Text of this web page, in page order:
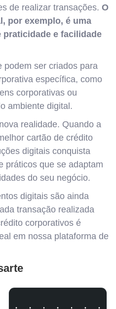
de realizar transações. O
por exemplo, é uma
praticidade e facilidade
podem ser criados para
específica, como
corporativas ou
ambiente digital.
realidade. Quando a
cartão de crédito
digitais conquista
práticos que se adaptam
do seu negócio.
digitais são ainda
transação realizada
corporativos é
em nossa plataforma de